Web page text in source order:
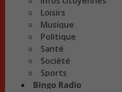
Loisirs
Musique
Politique
Santé
Société
Sports
Bingo Radio